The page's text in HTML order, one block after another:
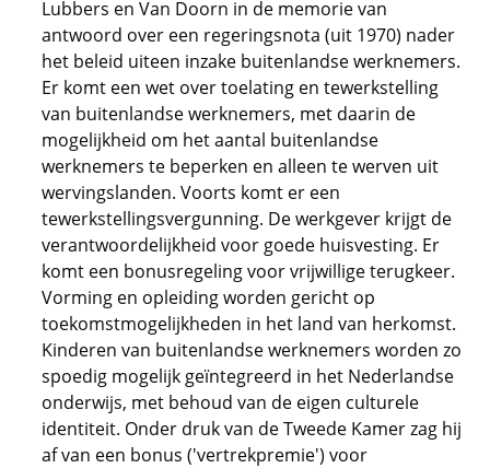
Lubbers en Van Doorn in de memorie van
antwoord over een regeringsnota (uit 1970) nader
het beleid uiteen inzake buitenlandse werknemers.
Er komt een wet over toelating en tewerkstelling
van buitenlandse werknemers, met daarin de
mogelijkheid om het aantal buitenlandse
werknemers te beperken en alleen te werven uit
wervingslanden. Voorts komt er een
tewerkstellingsvergunning. De werkgever krijgt de
verantwoordelijkheid voor goede huisvesting. Er
komt een bonusregeling voor vrijwillige terugkeer.
Vorming en opleiding worden gericht op
toekomstmogelijkheden in het land van herkomst.
Kinderen van buitenlandse werknemers worden zo
spoedig mogelijk geïntegreerd in het Nederlandse
onderwijs, met behoud van de eigen culturele
identiteit. Onder druk van de Tweede Kamer zag hij
af van een bonus ('vertrekpremie') voor